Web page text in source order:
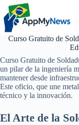
Pular
para
conteúdo
Curso Gratuito de
Curso Gratuito de
un pilar de la ingeniería
mantener desde
Este oficio, que une
técnico y la innovación.
El Arte de la